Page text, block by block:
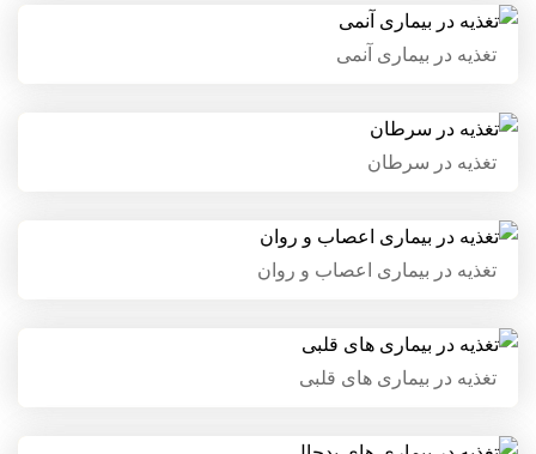
تغذیه در بیماری آنمی
تغذیه در سرطان
تغذیه در بیماری اعصاب و روان
تغذیه در بیماری اعصاب و روان
تغذیه در بیماری های قلبی
تغذیه در بیماری های قلبی